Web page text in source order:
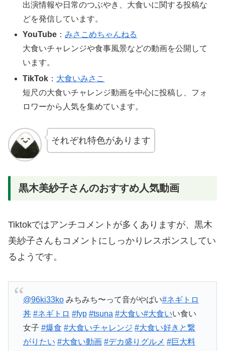
出演情報や日常のつぶやき、大食いに関する投稿な
どを発信しています。
YouTube ：みさこめちゃんねる
大食いチャレンジや食事風景などの動画を公開して
います。
TikTok ： 大食いみさこ
短尺の大食いチャレンジ動画を中心に投稿し、フォ
ロワーから人気を集めています。
それぞれ特色があります
黒木美紗子さんのおすすめ人気動画
Tiktokではアンチコメントが多くありますが、黒木
美紗子さんもコメントにしっかりレスポンスしてい
るようです。
@96ki33koみちみち〜って音がやばい#ネギトロ
丼 #ネギトロ #fyp #tsuna #大食い#大食いい食い
女子 #爆食 #大食いチャレンジ #大食い好きと繋
がりたい #大食い動画 #デカ盛りグルメ #巨大料